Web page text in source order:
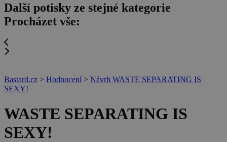
Další potisky ze stejné kategorie
Procházet vše:
Bastard.cz > Hodnocení > Návrh WASTE SEPARATING IS
SEXY!
WASTE SEPARATING IS
SEXY!